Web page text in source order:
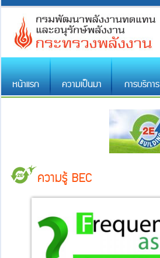
หน้าแรก ความเป็นมา การบริการ
ความรู้ BEC